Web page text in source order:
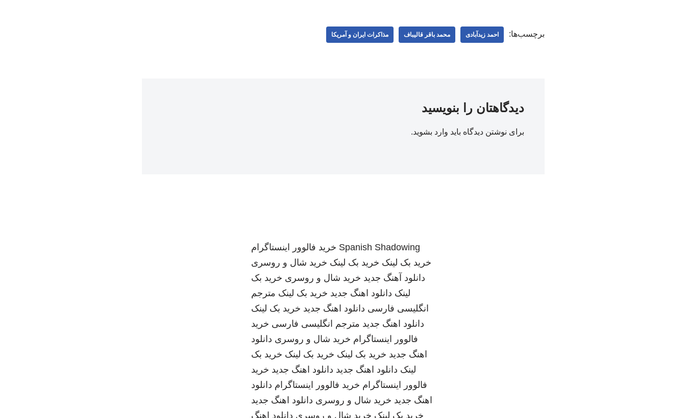
برچسب‌ها: احمد زیدآبادی محمد باقر قالیباف مذاکرات ایران و آمریکا
دیدگاهتان را بنویسید
برای نوشتن دیدگاه باید وارد بشوید.
Spanish Shadowing خرید فالوور اینستاگرام
خرید بک لینک خرید بک لینک خرید شال و روسری
دانلود آهنگ جدید خرید شال و روسری خرید بک
لینک دانلود اهنگ جدید خرید بک لینک مترجم
انگلیسی فارسی دانلود اهنگ جدید خرید بک لینک
دانلود اهنگ جدید مترجم انگلیسی فارسی خرید
فالوور اینستاگرام خرید شال و روسری دانلود
اهنگ جدید خرید بک لینک خرید بک لینک خرید بک
لینک دانلود اهنگ جدید دانلود اهنگ جدید خرید
فالوور اینستاگرام خرید فالوور اینستاگرام دانلود
اهنگ جدید خرید شال و روسری دانلود اهنگ جدید
خرید بک لینک خرید شال و روسری دانلود اهنگ